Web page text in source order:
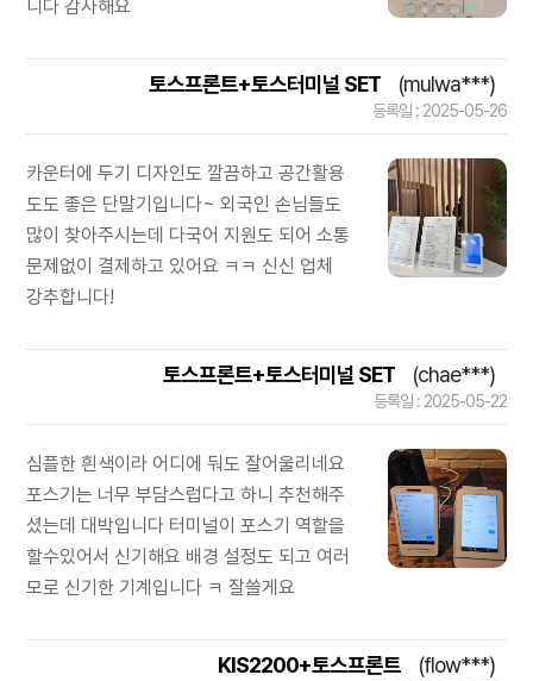
니다 감사해요
토스프론트+토스터미널 SET (mulwa***)
등록일 : 2025-05-26
카운터에 두기 디자인도 깔끔하고 공간활용
도도 좋은 단말기입니다~ 외국인 손님들도
많이 찾아주시는데 다국어 지원도 되어 소통
문제없이 결제하고 있어요 ㅋㅋ 신신 업체
강추합니다!
토스프론트+토스터미널 SET (chae***)
등록일 : 2025-05-22
심플한 흰색이라 어디에 둬도 잘어울리네요
포스기는 너무 부담스럽다고 하니 추천해주
셨는데 대박입니다 터미널이 포스기 역할을
할수있어서 신기해요 배경 설정도 되고 여러
모로 신기한 기계입니다 ㅋ 잘쓸게요
KIS2200+토스프론트 (flow***)